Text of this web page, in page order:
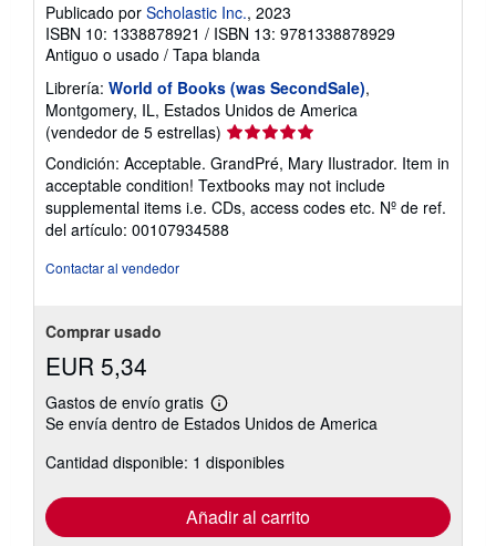
Publicado por Scholastic Inc., 2023
ISBN 10: 1338878921 / ISBN 13: 9781338878929
Antiguo o usado / Tapa blanda
Librería: World of Books (was SecondSale),
Montgomery, IL, Estados Unidos de America
(vendedor de 5 estrellas) Calificación
vendedor:
5
de
5
Condición: Acceptable. GrandPré, Mary Ilustrador. Item in
acceptable condition! Textbooks may not include
supplemental items i.e. CDs, access codes etc. Nº de ref.
del artículo: 00107934588
Contactar al vendedor
Comprar usado
EUR 5,34
Gastos de envío gratis
Más
información
las
tarifas
envío
Se envía dentro de Estados Unidos de America
Cantidad disponible: 1 disponibles
Añadir al carrito